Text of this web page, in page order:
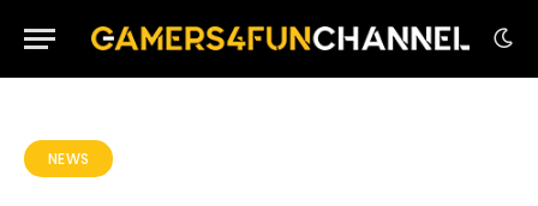
NEWS